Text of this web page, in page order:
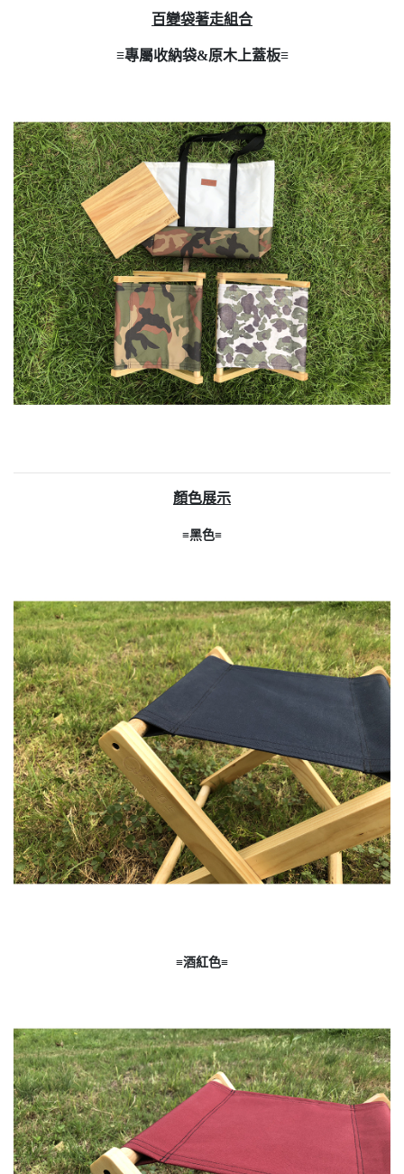
百變袋著走組合
≡專屬收納袋&原木上蓋板≡
顏色展示
≡黑色≡
≡酒紅色≡